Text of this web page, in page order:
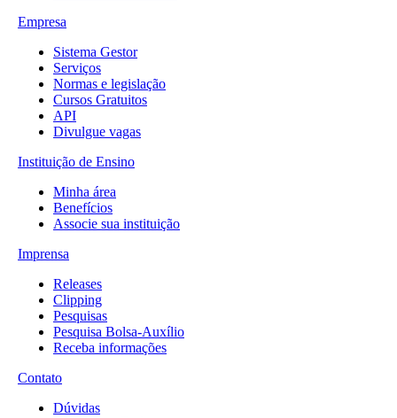
Empresa
Sistema Gestor
Serviços
Normas e legislação
Cursos Gratuitos
API
Divulgue vagas
Instituição de Ensino
Minha área
Benefícios
Associe sua instituição
Imprensa
Releases
Clipping
Pesquisas
Pesquisa Bolsa-Auxílio
Receba informações
Contato
Dúvidas